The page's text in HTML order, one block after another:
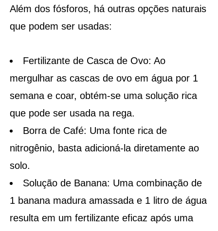
Além dos fósforos, há outras opções naturais
que podem ser usadas:
Fertilizante de Casca de Ovo: Ao
mergulhar as cascas de ovo em água por 1
semana e coar, obtém-se uma solução rica
que pode ser usada na rega.
Borra de Café: Uma fonte rica de
nitrogênio, basta adicioná-la diretamente ao
solo.
Solução de Banana: Uma combinação de
1 banana madura amassada e 1 litro de água
resulta em um fertilizante eficaz após uma